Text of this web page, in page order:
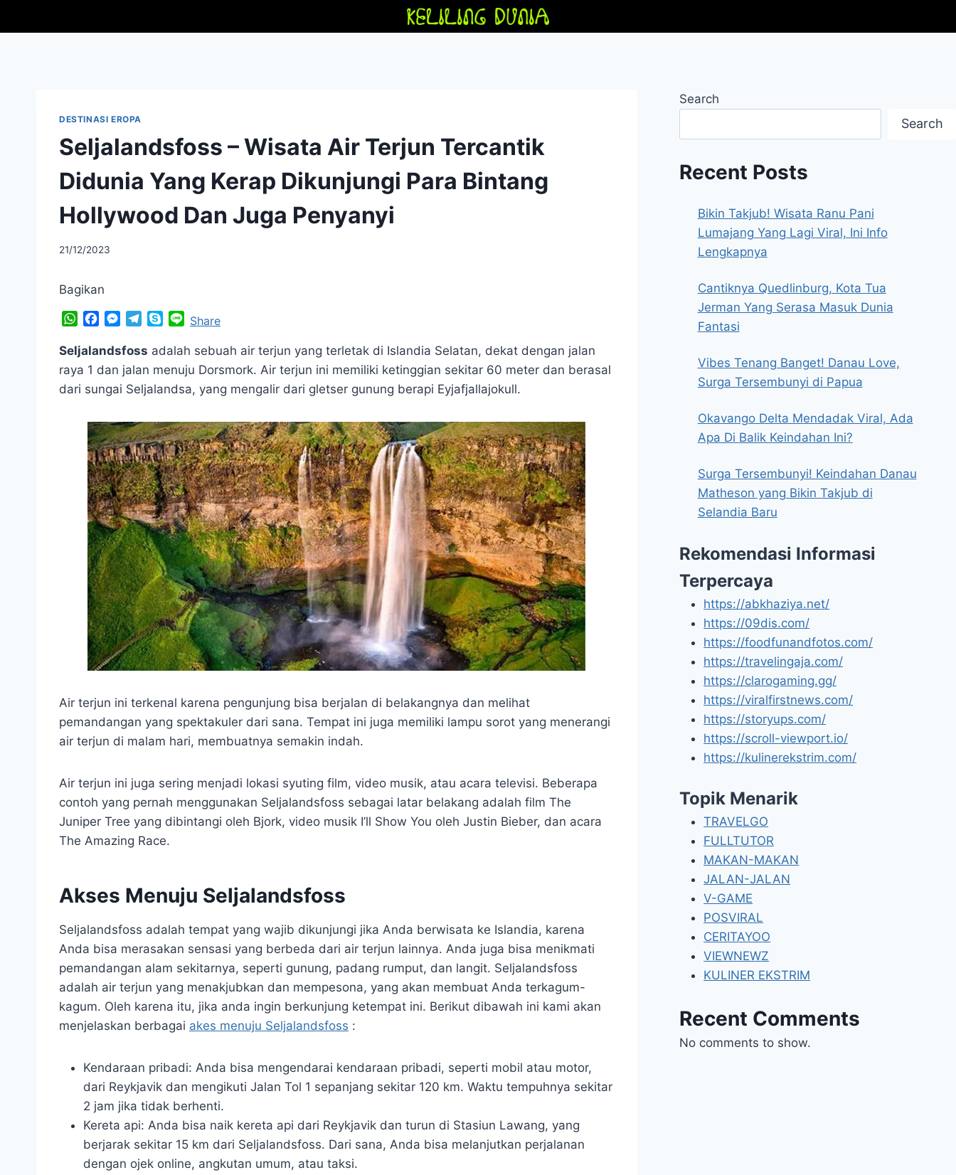
DESTINASI EROPA
Seljalandsfoss – Wisata Air Terjun Tercantik
Didunia Yang Kerap Dikunjungi Para Bintang
Hollywood Dan Juga Penyanyi
By
21/12/2023
Bagikan
W
a
t
s
A
c
e
o
k
M
s
s
e
n
e
r
l
e
g
r
m
y
p
n
e
Share
Seljalandsfoss adalah sebuah air terjun yang terletak di Islandia Selatan, dekat dengan jalan
raya 1 dan jalan menuju Dorsmork. Air terjun ini memiliki ketinggian sekitar 60 meter dan berasal
dari sungai Seljalandsa, yang mengalir dari gletser gunung berapi Eyjafjallajokull.
Air terjun ini terkenal karena pengunjung bisa berjalan di belakangnya dan melihat
pemandangan yang spektakuler dari sana. Tempat ini juga memiliki lampu sorot yang menerangi
air terjun di malam hari, membuatnya semakin indah.
Air terjun ini juga sering menjadi lokasi syuting film, video musik, atau acara televisi. Beberapa
contoh yang pernah menggunakan Seljalandsfoss sebagai latar belakang adalah film The
Juniper Tree yang dibintangi oleh Bjork, video musik I’ll Show You oleh Justin Bieber, dan acara
The Amazing Race.
Akses Menuju Seljalandsfoss
Seljalandsfoss adalah tempat yang wajib dikunjungi jika Anda berwisata ke Islandia, karena
Anda bisa merasakan sensasi yang berbeda dari air terjun lainnya. Anda juga bisa menikmati
pemandangan alam sekitarnya, seperti gunung, padang rumput, dan langit. Seljalandsfoss
adalah air terjun yang menakjubkan dan mempesona, yang akan membuat Anda terkagum-
kagum. Oleh karena itu, jika anda ingin berkunjung ketempat ini. Berikut dibawah ini kami akan
menjelaskan berbagai akes menuju Seljalandsfoss :
Kendaraan pribadi: Anda bisa mengendarai kendaraan pribadi, seperti mobil atau motor,
dari Reykjavik dan mengikuti Jalan Tol 1 sepanjang sekitar 120 km. Waktu tempuhnya sekitar
2 jam jika tidak berhenti.
Kereta api: Anda bisa naik kereta api dari Reykjavik dan turun di Stasiun Lawang, yang
berjarak sekitar 15 km dari Seljalandsfoss. Dari sana, Anda bisa melanjutkan perjalanan
dengan ojek online, angkutan umum, atau taksi.
Search
Search
Recent Posts
Bikin Takjub! Wisata Ranu Pani
Lumajang Yang Lagi Viral, Ini Info
Lengkapnya
Cantiknya Quedlinburg, Kota Tua
Jerman Yang Serasa Masuk Dunia
Fantasi
Vibes Tenang Banget! Danau Love,
Surga Tersembunyi di Papua
Okavango Delta Mendadak Viral, Ada
Apa Di Balik Keindahan Ini?
Surga Tersembunyi! Keindahan Danau
Matheson yang Bikin Takjub di
Selandia Baru
Rekomendasi Informasi
Terpercaya
https://abkhaziya.net/
https://09dis.com/
https://foodfunandfotos.com/
https://travelingaja.com/
https://clarogaming.gg/
https://viralfirstnews.com/
https://storyups.com/
https://scroll-viewport.io/
https://kulinerekstrim.com/
Topik Menarik
TRAVELGO
FULLTUTOR
MAKAN-MAKAN
JALAN-JALAN
V-GAME
POSVIRAL
CERITAYOO
VIEWNEWZ
KULINER EKSTRIM
Recent Comments
No comments to show.